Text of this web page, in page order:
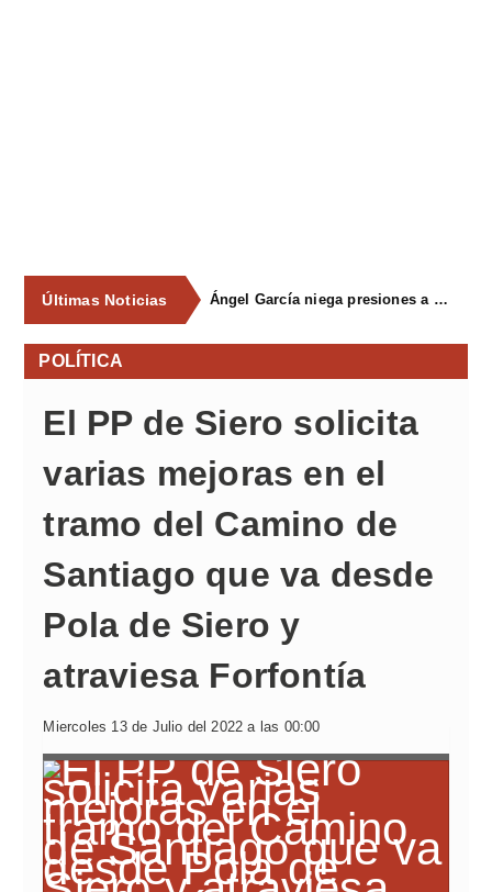
Últimas Noticias Ángel García niega presiones a comercios y asegura que el Ayuntamiento cumple "de manera muy rigurosa" la Ley de Contratos
POLÍTICA
El PP de Siero solicita
varias mejoras en el
tramo del Camino de
Santiago que va desde
Pola de Siero y
atraviesa Forfontía
Miercoles 13 de Julio del 2022 a las 00:00